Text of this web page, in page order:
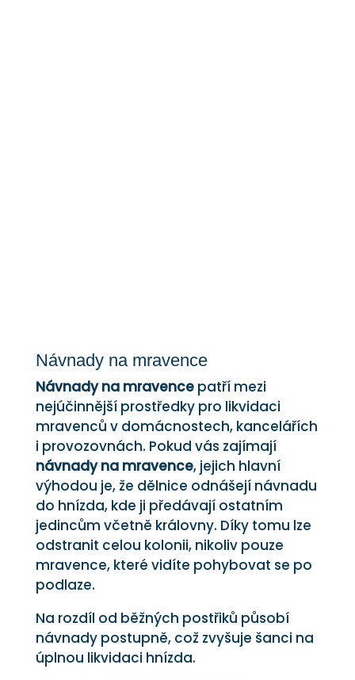
Návnady na mravence
Návnady na mravencepatří mezi
nejúčinnější prostředky pro likvidaci
mravenců v domácnostech, kancelářích
i provozovnách. Pokud vás zajímají
návnady na mravence, jejich hlavní
výhodou je, že dělnice odnášejí návnadu
do hnízda, kde ji předávají ostatním
jedincům včetně královny. Díky tomu lze
odstranit celou kolonii, nikoliv pouze
mravence, které vidíte pohybovat se po
podlaze.
Na rozdíl od běžných postřiků působí
návnady postupně, což zvyšuje šanci na
úplnou likvidaci hnízda.